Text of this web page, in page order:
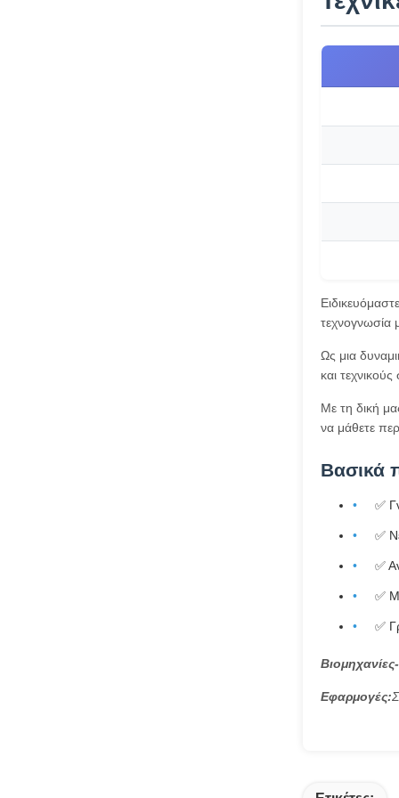
τεχνογνωσία
Ως μια
και
Με τη δική
να μάθετε
Βασικά
✅
✅
✅
✅
✅
Εφαρμογές: